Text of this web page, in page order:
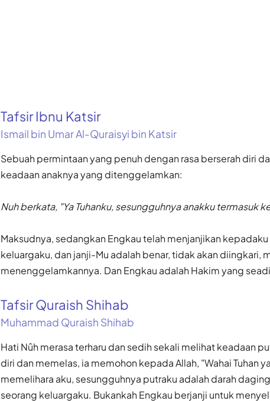
Tafsir Ibnu Katsir
Ismail bin Umar Al-Quraisyi bin Katsir
Sebuah permintaan yang penuh dengan rasa berserah diri
keadaan anaknya yang ditenggelamkan:
Nuh berkata, "Ya Tuhanku, sesungguhnya anakku termasuk
Maksudnya, sedangkan Engkau telah menjanjikan
keluargaku, dan janji-Mu adalah benar, tidak akan diingkari,
menenggelamkannya. Dan Engkau adalah Hakim yang
Tafsir Quraish Shihab
Muhammad Quraish Shihab
Hati Nûh merasa terharu dan sedih sekali melihat keadaan
diri dan memelas, ia memohon kepada Allah, "Wahai Tuhan
memelihara aku, sesungguhnya putraku adalah darah
seorang keluargaku. Bukankah Engkau berjanji untuk